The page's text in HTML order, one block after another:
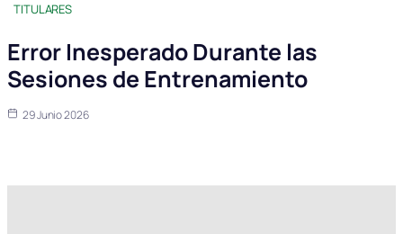
TITULARES
Error Inesperado Durante las
Sesiones de Entrenamiento
29 Junio 2026